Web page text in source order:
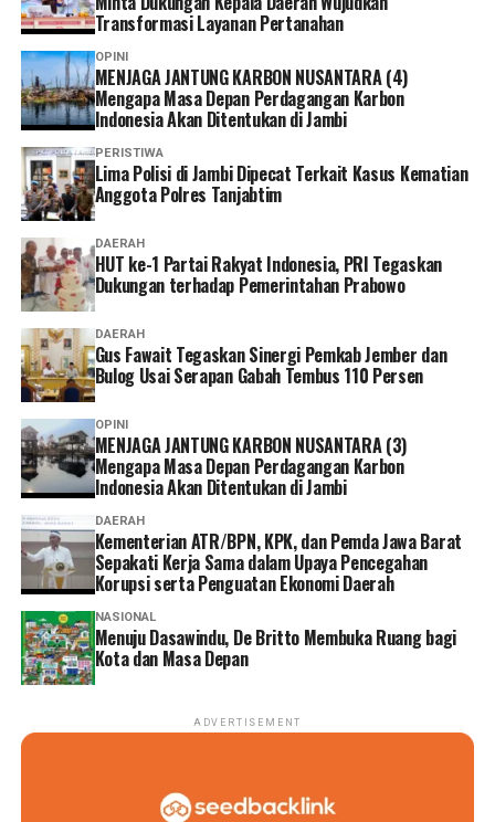
Ia pun menganggap kepesertaan JKN penting dimiliki
sebagai bentuk perlindungan kesehatan bagi diri sendiri
dan keluarga sekaligus mendukung keberlangsungan
Program JKN.
“Menurut saya, layanan non tatap muka ini sangat
memudahkan karena semua urusan administrasi bisa
diakses cukup melalui handphone. Saya berharap ke
depannya layanannya terus dikembangkan agar semakin
mudah digunakan dan kendala teknis bisa semakin
diminimalkan. Dengan begitu, peserta bisa mengurus
administrasi dengan lebih cepat tanpa harus datang dan
mengantre di kantor,” tuturnya. (*)
Transformasi Layanan Pertanahan
OPINI
MENJAGA JANTUNG KARBON NUSANTARA (4)
Mengapa Masa Depan Perdagangan Karbon
Indonesia Akan Ditentukan di Jambi
PERISTIWA
Lima Polisi di Jambi Dipecat Terkait Kasus Kematian
Anggota Polres Tanjabtim
DAERAH
HUT ke-1 Partai Rakyat Indonesia, PRI Tegaskan
Dukungan terhadap Pemerintahan Prabowo
DAERAH
Gus Fawait Tegaskan Sinergi Pemkab Jember dan
Bulog Usai Serapan Gabah Tembus 110 Persen
OPINI
MENJAGA JANTUNG KARBON NUSANTARA (3)
Mengapa Masa Depan Perdagangan Karbon
Indonesia Akan Ditentukan di Jambi
DAERAH
Kementerian ATR/BPN, KPK, dan Pemda Jawa Barat
Sepakati Kerja Sama dalam Upaya Pencegahan
Korupsi serta Penguatan Ekonomi Daerah
NASIONAL
Menuju Dasawindu, De Britto Membuka Ruang bagi
Kota dan Masa Depan
ADVERTISEMENT